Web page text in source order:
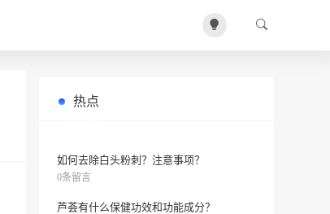
热点
如何去除白头粉刺？注意事项？
0条留言
芦荟有什么保健功效和功能成分？